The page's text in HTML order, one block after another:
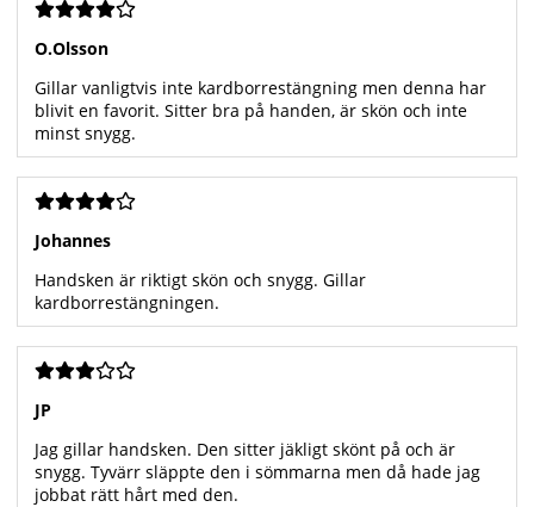
O.Olsson
Gillar vanligtvis inte kardborrestängning men denna har
blivit en favorit. Sitter bra på handen, är skön och inte
minst snygg.
Johannes
Handsken är riktigt skön och snygg. Gillar
kardborrestängningen.
JP
Jag gillar handsken. Den sitter jäkligt skönt på och är
snygg. Tyvärr släppte den i sömmarna men då hade jag
jobbat rätt hårt med den.